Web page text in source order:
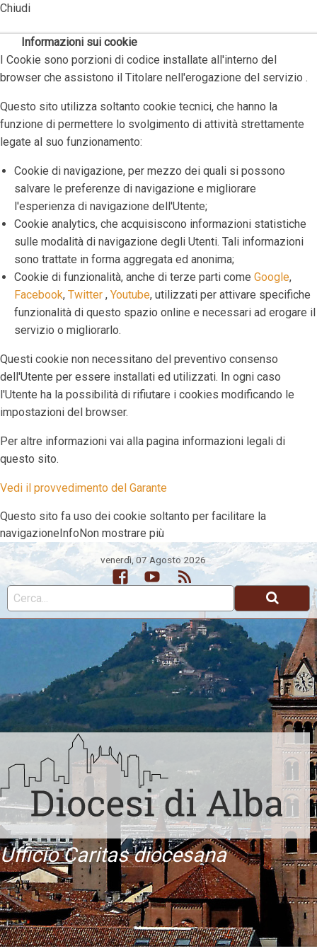
Chiudi
Informazioni sui cookie
I Cookie sono porzioni di codice installate all'interno del
browser che assistono il Titolare nell'erogazione del servizio .
Questo sito utilizza soltanto cookie tecnici, che hanno la
funzione di permettere lo svolgimento di attività strettamente
legate al suo funzionamento:
Cookie di navigazione, per mezzo dei quali si possono
salvare le preferenze di navigazione e migliorare
l'esperienza di navigazione dell'Utente;
Cookie analytics, che acquisiscono informazioni statistiche
sulle modalità di navigazione degli Utenti. Tali informazioni
sono trattate in forma aggregata ed anonima;
Cookie di funzionalità, anche di terze parti come Google,
Facebook, Twitter , Youtube, utilizzati per attivare specifiche
funzionalità di questo spazio online e necessari ad erogare il
servizio o migliorarlo.
Questi cookie non necessitano del preventivo consenso
dell'Utente per essere installati ed utilizzati. In ogni caso
l'Utente ha la possibilità di rifiutare i cookies modificando le
impostazioni del browser.
Per altre informazioni vai alla pagina informazioni legali di
questo sito.
Vedi il provvedimento del Garante
Questo sito fa uso dei cookie soltanto per facilitare la
navigazioneInfoNon mostrare più
venerdì, 07 Agosto 2026
FacebookYoutubeFeed
Ufficio Caritas diocesana